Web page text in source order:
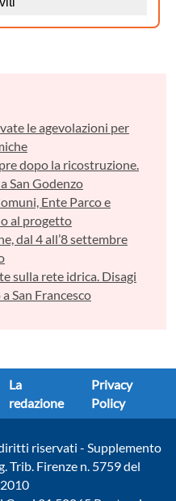
le agevolazioni per
dopo la ricostruzione.
San Godenzo
Ente Parco e
al progetto
dal 4 all’8 settembre
sulla rete idrica. Disagi
San Francesco
La
redazione
Privacy
Policy
riservati - Supplemento
Trib. Firenze n. 5759 del